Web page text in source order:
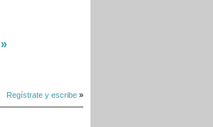
»
Regístrate y escribe »